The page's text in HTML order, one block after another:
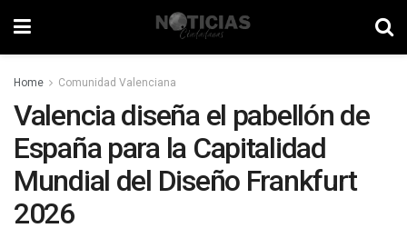
Home Comunidad Valenciana
Valencia diseña el pabellón de
España para la Capitalidad
Mundial del Diseño Frankfurt
2026